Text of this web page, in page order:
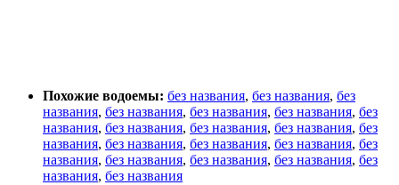
Похожие водоемы: без названия, без названия, без
названия, без названия, без названия, без названия, без
названия, без названия, без названия, без названия, без
названия, без названия, без названия, без названия, без
названия, без названия, без названия, без названия, без
названия, без названия